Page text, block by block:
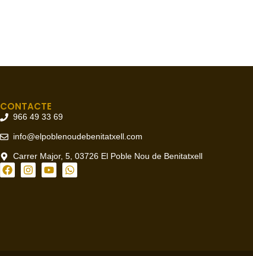
CONTACTE
966 49 33 69
info@elpoblenoudebenitatxell.com
Carrer Major, 5, 03726 El Poble Nou de Benitatxell